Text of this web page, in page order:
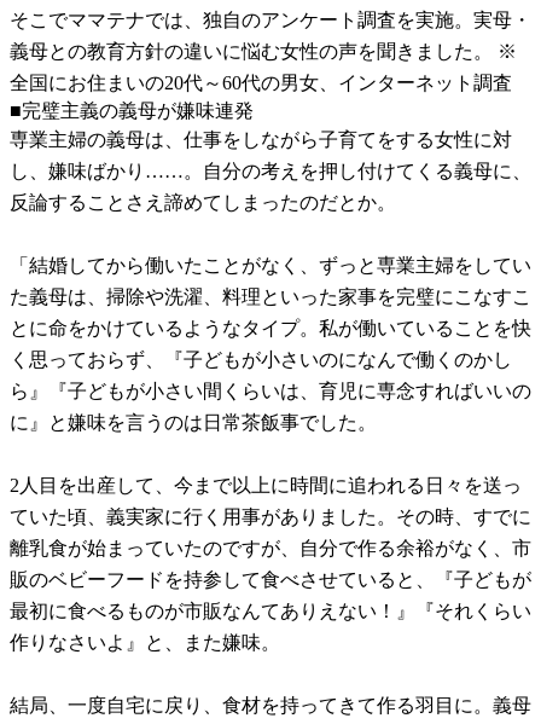
そこでママテナでは、独自のアンケート調査を実施。実母・
義母との教育方針の違いに悩む女性の声を聞きました。 ※
全国にお住まいの20代～60代の男女、インターネット調査
■完璧主義の義母が嫌味連発
専業主婦の義母は、仕事をしながら子育てをする女性に対
し、嫌味ばかり……。自分の考えを押し付けてくる義母に、
反論することさえ諦めてしまったのだとか。
「結婚してから働いたことがなく、ずっと専業主婦をしてい
た義母は、掃除や洗濯、料理といった家事を完璧にこなすこ
とに命をかけているようなタイプ。私が働いていることを快
く思っておらず、『子どもが小さいのになんで働くのかし
ら』『子どもが小さい間くらいは、育児に専念すればいいの
に』と嫌味を言うのは日常茶飯事でした。
2人目を出産して、今まで以上に時間に追われる日々を送っ
ていた頃、義実家に行く用事がありました。その時、すでに
離乳食が始まっていたのですが、自分で作る余裕がなく、市
販のベビーフードを持参して食べさせていると、『子どもが
最初に食べるものが市販なんてありえない！』『それくらい
作りなさいよ』と、また嫌味。
結局、一度自宅に戻り、食材を持ってきて作る羽目に。義母